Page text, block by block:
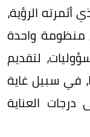
الرؤية،
واحدة
لتقديم
في سبيل غاية
العناية